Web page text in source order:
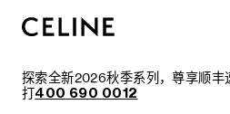
探索全新2026秋季系列，尊享顺
打400 690 0012